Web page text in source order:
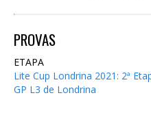
PROVAS
ETAPA
Lite Cup Londrina 2021: 2ª
GP L3 de Londrina